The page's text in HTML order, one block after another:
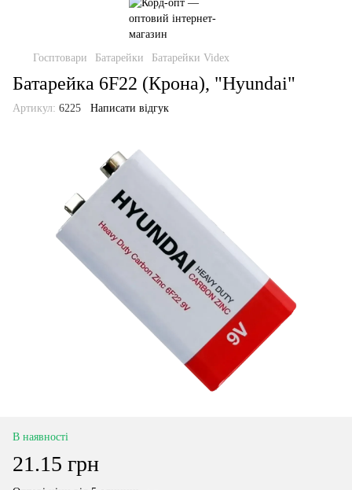
Госптовари Батарейки Батарейки Videx
Батарейка 6F22 (Крона), "Hyundai"
Артикул: 6225 Написати відгук
В наявності
21.15 грн